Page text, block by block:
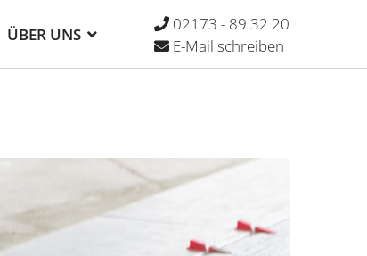
02173 - 89 32 20
E-Mail schreiben
ÜBER UNS